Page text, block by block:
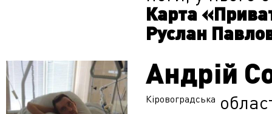
Карта
Руслан
Андрій
Кіровоградська